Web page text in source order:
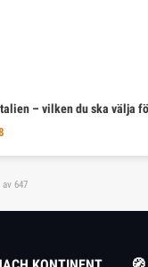
– vilken du ska välja
av 647